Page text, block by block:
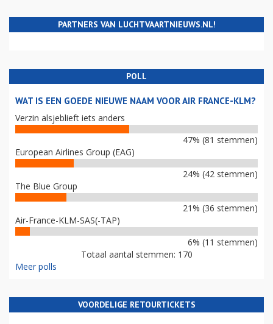
PARTNERS VAN LUCHTVAARTNIEUWS.NL!
POLL
WAT IS EEN GOEDE NIEUWE NAAM VOOR AIR FRANCE-KLM?
Verzin alsjeblieft iets anders
47% (81 stemmen)
European Airlines Group (EAG)
24% (42 stemmen)
The Blue Group
21% (36 stemmen)
Air-France-KLM-SAS(-TAP)
6% (11 stemmen)
Totaal aantal stemmen: 170
Meer polls
VOORDELIGE RETOURTICKETS